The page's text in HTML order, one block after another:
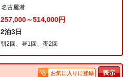
名古屋港
257,000～514,000円
2泊3日
朝2回、昼1回、夜2回
お気に入りに登録